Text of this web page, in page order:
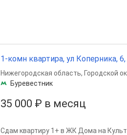
1-комн квартира, ул Коперника,
35 000 ₽ в месяц
Нижегородская область, Городской
Буревестник
Cдам квартиру 1+ в ЖК Дома на